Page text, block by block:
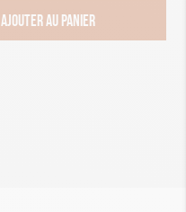
AJOUTER AU PANIER